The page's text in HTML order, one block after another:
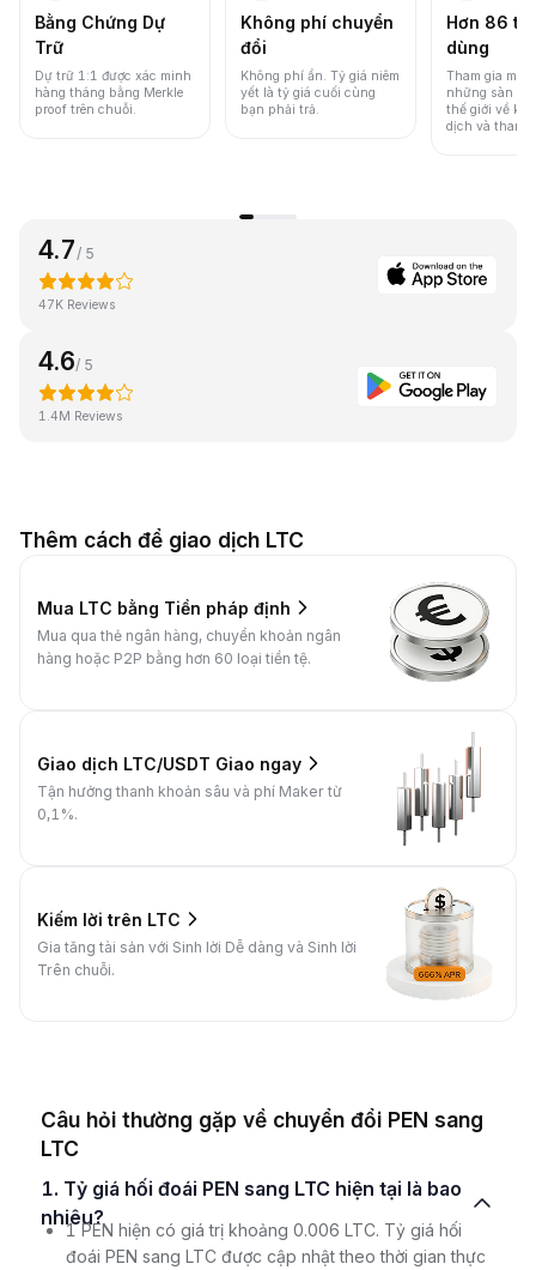
Bằng Chứng Dự
Trữ
Dự trữ 1:1 được xác minh
hàng tháng bằng Merkle
proof trên chuỗi.
Không phí chuyển
đổi
Không phí ẩn. Tỷ giá niêm
yết là tỷ giá cuối cùng
bạn phải trả.
Hơn 86
dùng
Tham gia một
những sàn
thế giới về
dịch và thanh
4.7/ 5
47K Reviews
4.6/ 5
1.4M Reviews
Thêm cách để giao dịch LTC
Mua LTC bằng Tiền pháp định
Mua qua thẻ ngân hàng, chuyển khoản ngân
hàng hoặc P2P bằng hơn 60 loại tiền tệ.
Giao dịch LTC/USDT Giao ngay
Tận hưởng thanh khoản sâu và phí Maker từ
0,1%.
Kiếm lời trên LTC
Gia tăng tài sản với Sinh lời Dễ dàng và Sinh lời
Trên chuỗi.
Câu hỏi thường gặp về chuyển đổi PEN sang
LTC
1. Tỷ giá hối đoái PEN sang LTC hiện tại là bao
nhiêu?
1 PEN hiện có giá trị khoảng 0.006 LTC. Tỷ giá hối
đoái PEN sang LTC được cập nhật theo thời gian thực